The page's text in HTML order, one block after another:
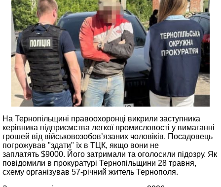
На Тернопільщині правоохоронці викрили заступника
керівника підприємства легкої промисловості у вимаганні
грошей від військовозобов’язаних чоловіків. Посадовець
погрожував "здати" їх в ТЦК, якщо вони не
заплатять $9000. Його затримали та оголосили підозру. Як
повідомили в прокуратурі Тернопільщини 28 травня,
схему організував 57-річний житель Тернополя.